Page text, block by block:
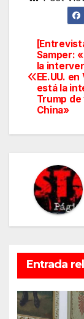
de
Samper:
la
EE.UU.
está la
Trump
China»
Entrada